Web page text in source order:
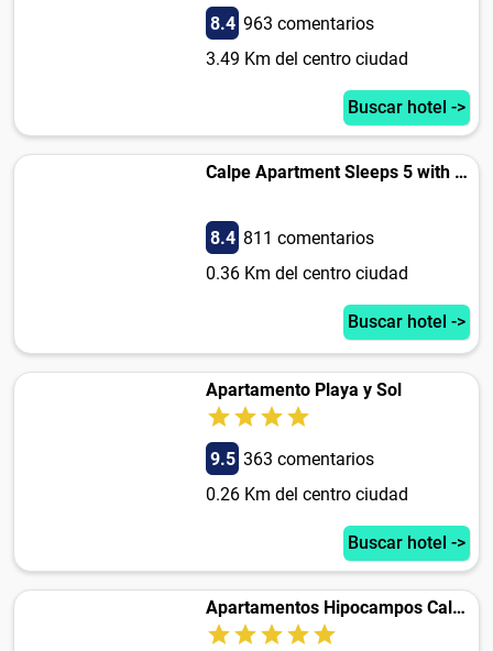
8.4 963 comentarios
3.49 Km del centro ciudad
Buscar hotel ->
Calpe Apartment Sleeps 5 with Pool and WiFi
8.4 811 comentarios
0.36 Km del centro ciudad
Buscar hotel ->
Apartamento Playa y Sol
9.5 363 comentarios
0.26 Km del centro ciudad
Buscar hotel ->
Apartamentos Hipocampos Calpe Rent Apart